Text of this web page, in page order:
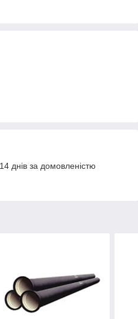
днів за домовленістю